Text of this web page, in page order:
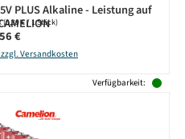
PLUS Alkaline - Leistung auf
(0,39 € / 1 Stück)
Preis:
€
Versandkosten
Verfügbarkeit: